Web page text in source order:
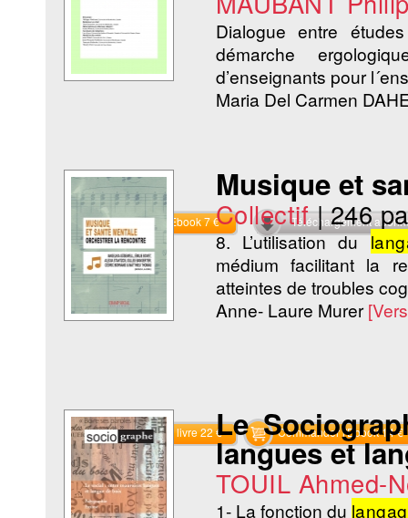
Dialogue entre
démarche
d’enseignants pour
Maria Del Carmen
Commander l'Ebook 7 € Téléchargement
Musique et
Collectif |246
8. L’utilisation du
médium facilitant la
atteintes de troubles
Anne- Laure Murer
Commander le livre 22 € Commander l'Ebook 14 €
Le
langues et
TOUIL Ahmed-
1- La fonction du